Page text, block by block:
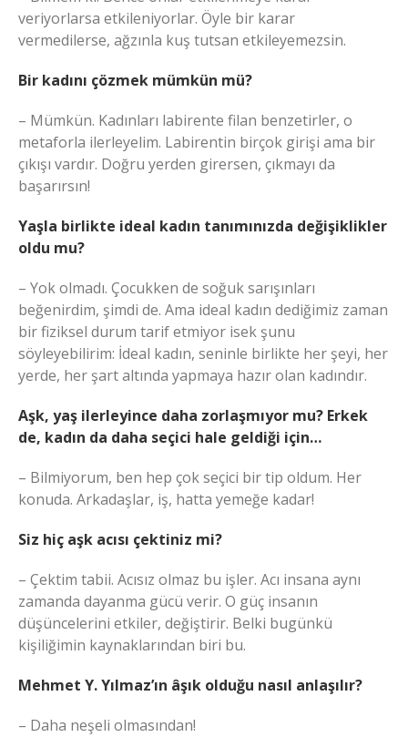
veriyorlarsa etkileniyorlar. Öyle bir karar
vermedilerse, ağzınla kuş tutsan etkileyemezsin.
Bir kadını çözmek mümkün mü?
– Mümkün. Kadınları labirente filan benzetirler, o
metaforla ilerleyelim. Labirentin birçok girişi ama bir
çıkışı vardır. Doğru yerden girersen, çıkmayı da
başarırsın!
Yaşla birlikte ideal kadın tanımınızda değişiklikler
oldu mu?
– Yok olmadı. Çocukken de soğuk sarışınları
beğenirdim, şimdi de. Ama ideal kadın dediğimiz zaman
bir fiziksel durum tarif etmiyor isek şunu
söyleyebilirim: İdeal kadın, seninle birlikte her şeyi, her
yerde, her şart altında yapmaya hazır olan kadındır.
Aşk, yaş ilerleyince daha zorlaşmıyor mu? Erkek
de, kadın da daha seçici hale geldiği için…
– Bilmiyorum, ben hep çok seçici bir tip oldum. Her
konuda. Arkadaşlar, iş, hatta yemeğe kadar!
Siz hiç aşk acısı çektiniz mi?
– Çektim tabii. Acısız olmaz bu işler. Acı insana aynı
zamanda dayanma gücü verir. O güç insanın
düşüncelerini etkiler, değiştirir. Belki bugünkü
kişiliğimin kaynaklarından biri bu.
Mehmet Y. Yılmaz’ın âşık olduğu nasıl anlaşılır?
– Daha neşeli olmasından!